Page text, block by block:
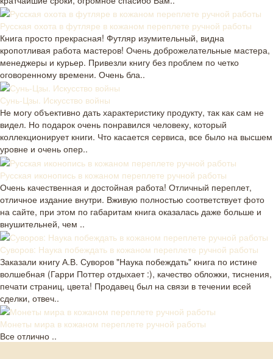
Русская охота в футляре в кожаном переплете ручной работы
Книга просто прекрасная! Футляр изумительный, видна
кропотливая работа мастеров! Очень доброжелательные мастера,
менеджеры и курьер. Привезли книгу без проблем по четко
оговоренному времени. Очень бла..
Сунь-Цзы. Искусство войны
Не могу объективно дать характеристику продукту, так как сам не
видел. Но подарок очень понравился человеку, который
коллекционирует книги. Что касается сервиса, все было на высшем
уровне и очень опер..
Русская иконопись в кожаном переплете ручной работы
Очень качественная и достойная работа! Отличный переплет,
отличное издание внутри. Вживую полностью соответствует фото
на сайте, при этом по габаритам книга оказалась даже больше и
внушительней, чем ..
Суворов: Наука побеждать в кожаном переплете ручной работы
Заказали книгу А.В. Суворов "Наука побеждать" книга по истине
волшебная (Гарри Поттер отдыхает :), качество обложки, тиснения,
печати страниц, цвета! Продавец был на связи в течении всей
сделки, отвеч..
Монеты мира в кожаном переплете ручной работы
Все отлично ..